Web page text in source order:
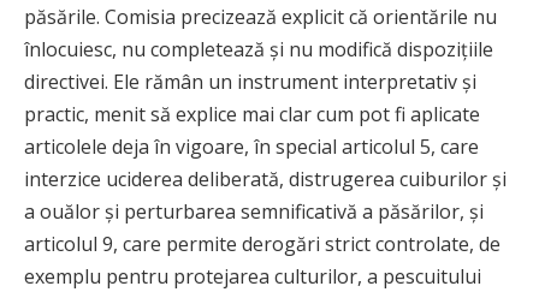
păsările. Comisia precizează explicit că orientările nu
înlocuiesc, nu completează și nu modifică dispozițiile
directivei. Ele rămân un instrument interpretativ și
practic, menit să explice mai clar cum pot fi aplicate
articolele deja în vigoare, în special articolul 5, care
interzice uciderea deliberată, distrugerea cuiburilor și
a ouălor și perturbarea semnificativă a păsărilor, și
articolul 9, care permite derogări strict controlate, de
exemplu pentru protejarea culturilor, a pescuitului